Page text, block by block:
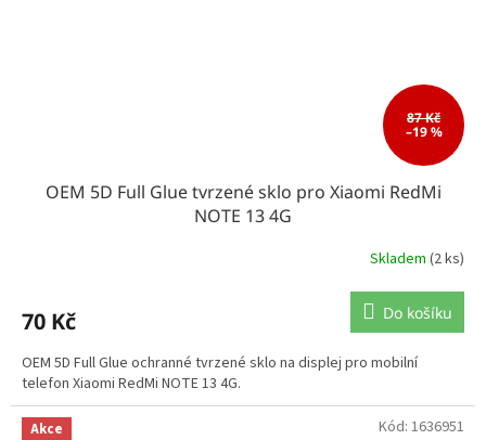
87 Kč
–19 %
OEM 5D Full Glue tvrzené sklo pro Xiaomi RedMi
NOTE 13 4G
Skladem (2 ks)
70 Kč Do košíku
OEM 5D Full Glue ochranné tvrzené sklo na displej pro mobilní
telefon Xiaomi RedMi NOTE 13 4G.
Akce Kód: 1636951